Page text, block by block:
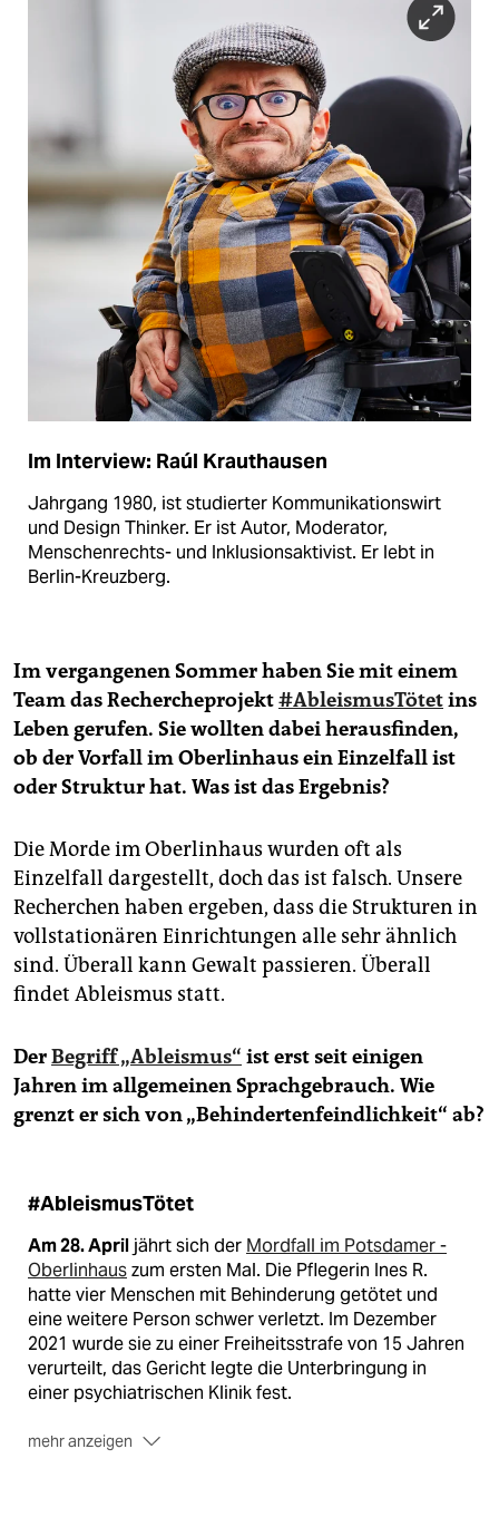
Im Interview: Raúl Krauthausen
Jahrgang 1980, ist studierter Kommunikationswirt
und Design Thinker. Er ist Autor, Moderator,
Menschenrechts- und Inklusionsaktivist. Er lebt in
Berlin-Kreuzberg.
Im vergangenen Sommer haben Sie mit einem
Team das Rechercheprojekt#AbleismusTötetins
Leben gerufen. Sie wollten dabei herausfinden,
ob der Vorfall im Oberlinhaus ein Einzelfall ist
oder Struktur hat. Was ist das Ergebnis?
Die Morde im Oberlinhaus wurden oft als
Einzelfall dargestellt, doch das ist falsch. Unsere
Recherchen haben ergeben, dass die Strukturen in
vollstationären Einrichtungen alle sehr ähnlich
sind. Überall kann Gewalt passieren. Überall
findet Ableismus statt.
DerBegriff „Ableismus“ ist erst seit einigen
Jahren im allgemeinen Sprachgebrauch. Wie
grenzt er sich von „Behindertenfeindlichkeit“ ab?
#AbleismusTötet
Am 28. April jährt sich der Mordfall im Potsdamer ­
Oberlinhauszum ersten Mal. Die Pflegerin Ines R.
hatte vier Menschen mit Behinderung getötet und
eine weitere Person schwer verletzt. Im Dezember
2021 wurde sie zu einer Freiheitsstrafe von 15 Jahren
verurteilt, das Gericht legte die Unterbringung in
einer psychiatrischen Klinik fest.
mehr anzeigen